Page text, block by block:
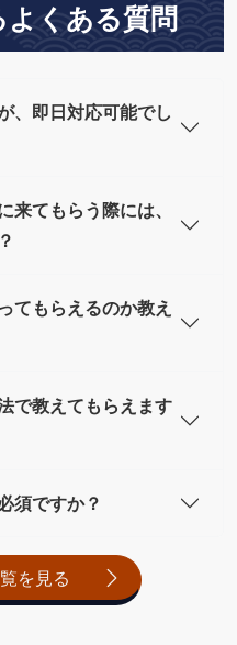
くある質問
、即日対応可能でし
てもらう際には、
てもらえるのか教え
で教えてもらえます
須ですか？
を見る